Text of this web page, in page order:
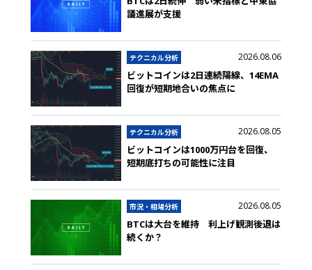
議進展が支援
テクニカル分析 2026.08.06
ビットコインは2日連続陽線、14EMA
回復が短期地合いの焦点に
テクニカル分析 2026.08.05
ビットコインは1000万円台を回復、
短期底打ちの可能性に注目
市況・相場分析 2026.08.05
BTCは大台を維持 利上げ観測後退は
続くか？